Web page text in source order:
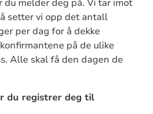
du melder deg på. Vi tar imot
setter vi opp det antall
per dag for å dekke
på de ulike
Alle skal få den dagen de
du registrer deg til